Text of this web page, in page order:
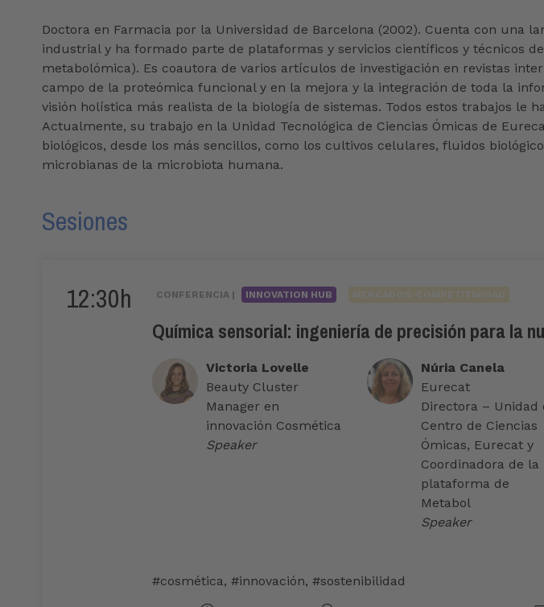
Doctora en Farmacia por la Universidad de Barcelona (2002). Cuenta con una
industrial y ha formado parte de plataformas y servicios científicos y técnicos
metabolómica). Es coautora de varios artículos de investigación en revistas
campo de la proteómica funcional y en la mejora y la integración de toda la
visión holística más realista de la biología de sistemas. Todos estos trabajos
Actualmente, su trabajo en la Unidad Tecnológica de Ciencias Ómicas de
biológicos, desde los más sencillos, como los cultivos celulares, fluidos
microbianas de la microbiota humana.
Sesiones
12:30h CONFERENCIA | INNOVATION HUB
Química sensorial: ingeniería de precisión para la
Victoria Lovelle
Beauty Cluster
Manager en
innovación Cosmética
Speaker
Núria Canela
Eurecat
Directora – Unidad
Centro de Ciencias
Ómicas, Eurecat y
Coordinadora de la
plataforma de
Metabol
Speaker
#cosmética, #innovación, #sostenibilidad